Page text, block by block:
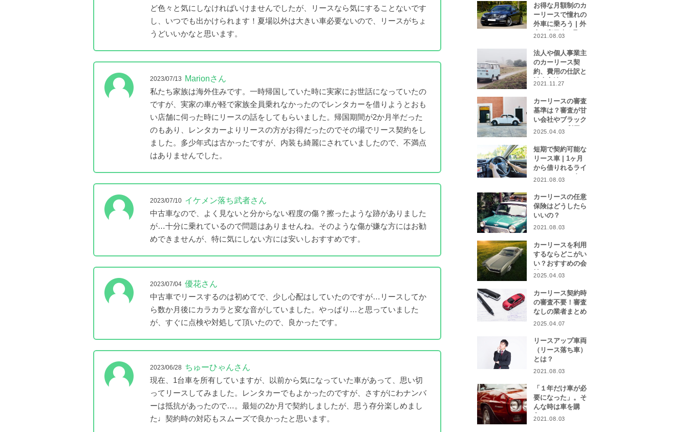
ど色々と気にしなければいけませんでしたが、リースなら気にすることないです
し、いつでも出かけられます！夏場以外は大きい車必要ないので、リースがちょ
うどいいかなと思います。
2023/07/13
Marionさん
私たち家族は海外住みです。一時帰国していた時に実家にお世話になっていたの
ですが、実家の車が軽で家族全員乗れなかったのでレンタカーを借りようとおも
い店舗に伺った時にリースの話をしてもらいました。帰国期間が2か月半だった
のもあり、レンタカーよりリースの方がお得だったのでその場でリース契約をし
ました。多少年式は古かったですが、内装も綺麗にされていましたので、不満点
はありませんでした。
2023/07/10 イケメン落ち武者さん
中古車なので、よく見ないと分からない程度の傷？擦ったような跡がありました
が…十分に乗れているので問題はありませんね。そのような傷が嫌な方にはお勧
めできませんが、特に気にしない方には安いしおすすめです。
2023/07/04 優花さん
中古車でリースするのは初めてで、少し心配はしていたのですが…リースしてか
ら数か月後にカラカラと変な音がしていました。やっぱり…と思っていました
が、すぐに点検や対処して頂いたので、良かったです。
2023/06/28 ちゅーひゃんさん
現在、1台車を所有していますが、以前から気になっていた車があって、思い切
ってリースしてみました。レンタカーでもよかったのですが、さすがにわナンバ
ーは抵抗があったので…。最短の2か月で契約しましたが、思う存分楽しめまし
た♩契約時の対応もスムーズで良かったと思います。
お得な月額制のカ
ーリースで憧れの
外車に乗ろう | 外
車や高級車を取り
者をご紹介！
2021.08.03
法人や個人事業主
のカーリース契
約、費用の仕訳と
計上方法は？
2021.11.27
カーリースの審査
基準は？審査が甘
い会社やブラック
リストでも利用で
2025.04.03
短期で契約可能な
リース車 | 1ヶ月
から借りれるライ
フスタイルに合わ
集
2021.08.03
カーリースの任意
保険はどうしたら
いいの？
2021.08.03
カーリースを利用
するならどこがい
い？おすすめの会
社をピックアッ
2025.04.03
カーリース契約時
の審査不要！審査
なしの業者まとめ
2025.04.07
リースアップ車両
（リース落ち車）
とは？
2021.08.03
「１年だけ車が必
要になった」。そ
んな時は車を購
入？カーリース？
2021.08.03